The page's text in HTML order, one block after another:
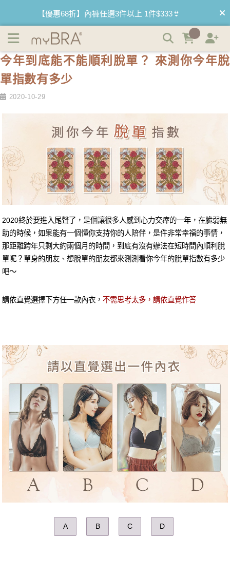
myBRA 最懂妳的內衣品牌
【優惠68折】內褲任選3件以上 1件$333👙
【買內衣免運費】台灣滿1200運費0元🚛
【首購優惠】新客最高可折$150再免運❗
【父親節快樂】男內褲5件$999🧔
今年到底能不能順利脫單？ 來測你今年脫
單指數有多少
2020-10-29
2020終於要進入尾聲了，是個讓很多人感到心力交瘁的一年，在脆弱無
助的時候，如果能有一個懂你支持你的人陪伴，是件非常幸福的事情，
那距離跨年只剩大約兩個月的時間，到底有沒有辦法在短時間內順利脫
單呢？單身的朋友、想脫單的朋友都來測測看你今年的脫單指數有多少
吧～
請依直覺選擇下方任一款內衣，不需思考太多，請依直覺作答
A B C D